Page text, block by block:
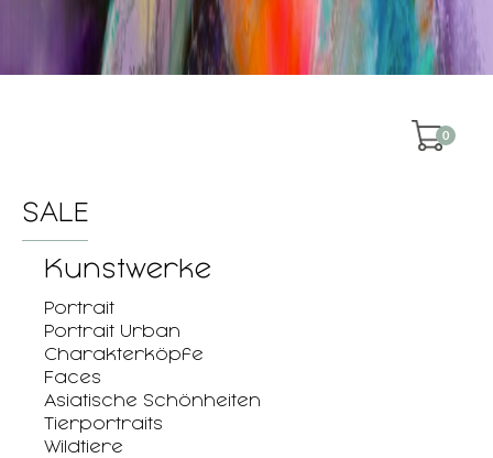
0
SALE
Kunstwerke
Portrait
Portrait Urban
Charakterköpfe
Faces
Asiatische Schönheiten
Tierportraits
Wildtiere